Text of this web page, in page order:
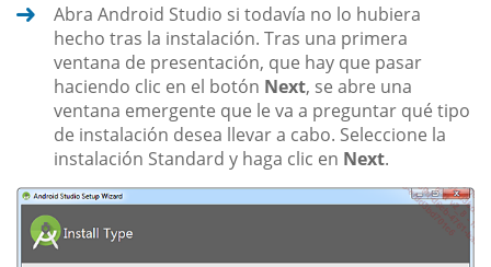
Abra Android Studio si todavía no lo hubiera
hecho tras la instalación. Tras una primera
ventana de presentación, que hay que pasar
haciendo clic en el botón Next, se abre una
ventana emergente que le va a preguntar qué tipo
de instalación desea llevar a cabo. Seleccione la
instalación Standard y haga clic en Next.